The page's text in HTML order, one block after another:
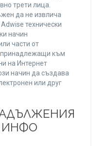
трети лица.
да не извлича
технически
начин
части от
към
на Интернет
начин да създава
или друг
ИНФО